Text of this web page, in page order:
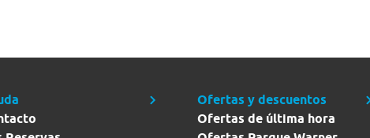
Ofertas y descuentos
Ofertas de última hora